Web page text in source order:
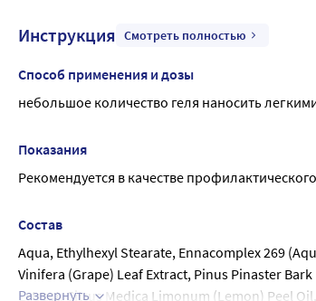
Инструкция Смотреть полностью
Способ применения и дозы
небольшое количество геля наносить
Показания
Рекомендуется в качестве
Состав
Aqua, Ethylhexyl Stearate, Ennacomplex 269
Vinifera (Grape) Leaf Extract, Pinus Pinaster
Extract, Citrus Medica Limonum (Lemon) Peel
Развернуть